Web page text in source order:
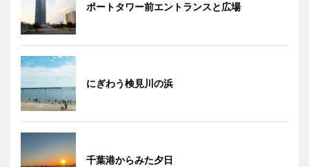
ポートタワー前エントランスと広場
にぎわう検見川の浜
千葉港からみた夕日